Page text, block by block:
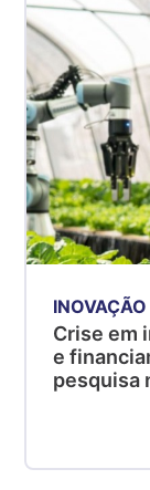
INOVAÇÃO
Crise em
e
pesquisa